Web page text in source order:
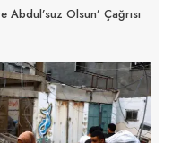
Abdul’suz Olsun’ Çağrısı